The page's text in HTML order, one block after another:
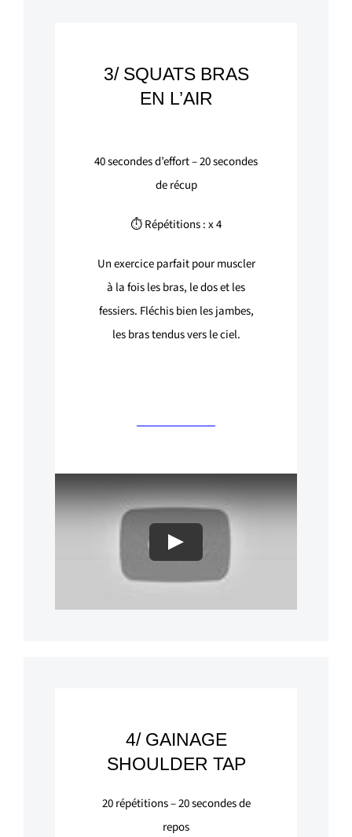
3/ SQUATS BRAS
EN L’AIR
40secondes d’effort –20secondes
de récup
⏱ Répétitions : x 4
Un exercice parfait pour muscler
à la fois les bras, le dos et les
fessiers. Fléchis bien les jambes,
les bras tendus vers le ciel.
Play
4/ GAINAGE
SHOULDER TAP
20répétitions –20secondes de
repos